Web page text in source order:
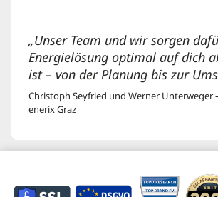
„Unser Team und wir sorgen
Energielösung optimal auf dich
ist – von der Planung bis zur
Christoph Seyfried und Werner Unterweger
enerix Graz